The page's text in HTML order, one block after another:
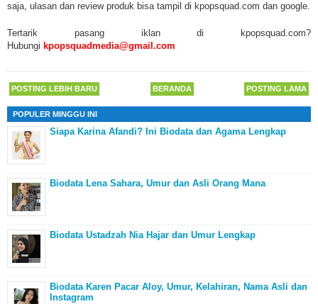
saja, ulasan dan review produk bisa tampil di kpopsquad.com dan google.
Tertarik pasang iklan di kpopsquad.com?
Hubungi kpopsquadmedia@gmail.com
POSTING LEBIH BARU POSTING LAMA
BERANDA
POPULER MINGGU INI
Siapa Karina Afandi? Ini Biodata dan Agama Lengkap
Biodata Lena Sahara, Umur dan Asli Orang Mana
Biodata Ustadzah Nia Hajar dan Umur Lengkap
Biodata Karen Pacar Aloy, Umur, Kelahiran, Nama Asli dan
Instagram